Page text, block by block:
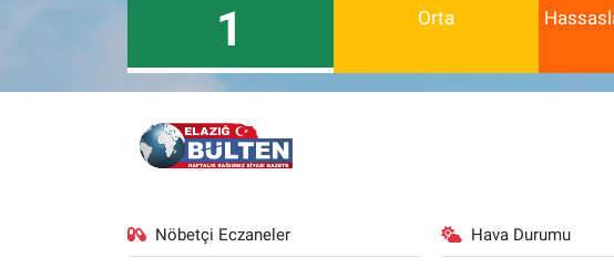
1 Orta
Nöbetçi Eczaneler Hava Durumu